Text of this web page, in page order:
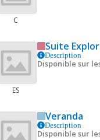
C
ES
Suite
Description
Disponible sur
Veranda
Description
Disponible sur